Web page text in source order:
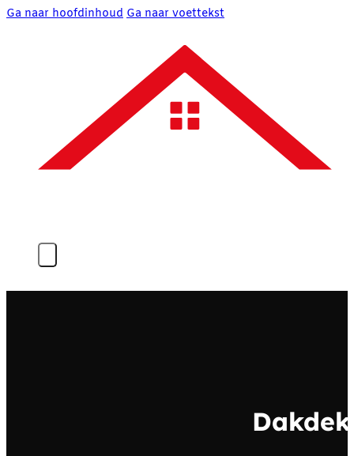
Ga naar hoofdinhoud Ga naar voettekst